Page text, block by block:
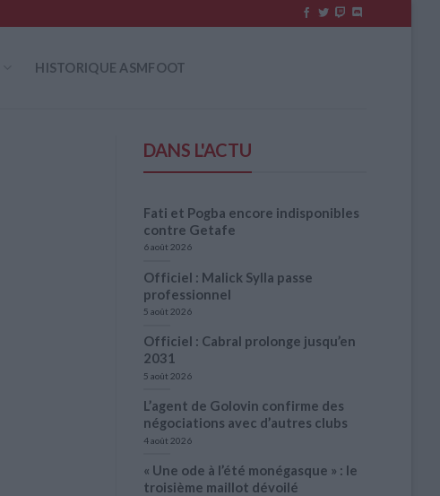
HISTORIQUE ASMFOOT
DANS L'ACTU
Fati et Pogba encore indisponibles
contre Getafe
6 août 2026
Officiel : Malick Sylla passe
professionnel
5 août 2026
Officiel : Cabral prolonge jusqu’en
2031
5 août 2026
L’agent de Golovin confirme des
négociations avec d’autres clubs
4 août 2026
« Une ode à l’été monégasque » : le
troisième maillot dévoilé